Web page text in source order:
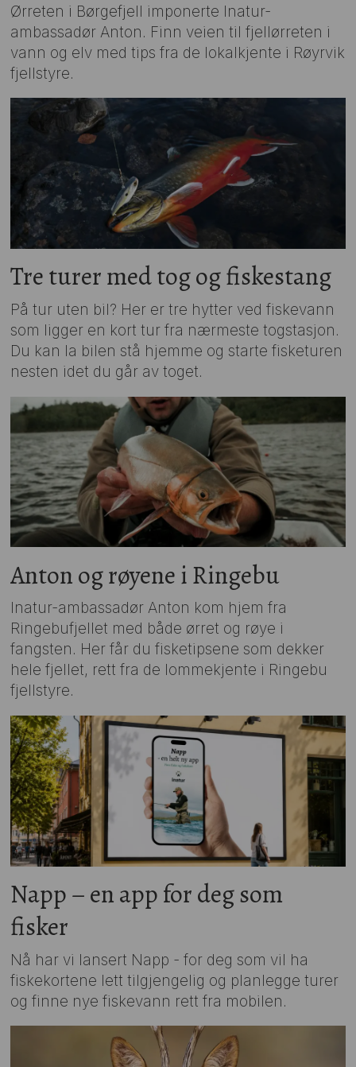
Ørreten i Børgefjell imponerte Inatur-
ambassadør Anton. Finn veien til fjellørreten i
vann og elv med tips fra de lokalkjente i Røyrvik
fjellstyre.
Tre turer med tog og fiskestang
På tur uten bil? Her er tre hytter ved fiskevann
som ligger en kort tur fra nærmeste togstasjon.
Du kan la bilen stå hjemme og starte fisketuren
nesten idet du går av toget.
Anton og røyene i Ringebu
Inatur-ambassadør Anton kom hjem fra
Ringebufjellet med både ørret og røye i
fangsten. Her får du fisketipsene som dekker
hele fjellet, rett fra de lommekjente i Ringebu
fjellstyre.
Napp – en app for deg som
fisker
Nå har vi lansert Napp - for deg som vil ha
fiskekortene lett tilgjengelig og planlegge turer
og finne nye fiskevann rett fra mobilen.